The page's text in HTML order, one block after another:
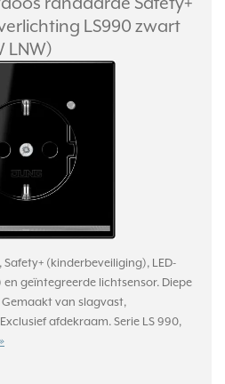
LS990 zwart
LNW)
(kinderbeveiliging), LED-
geïntegreerde lichtsensor. Diepe
van slagvast,
afdekraam. Serie LS 990,